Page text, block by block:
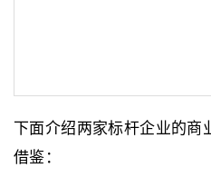
下面介绍两家标杆企业的商
借鉴：